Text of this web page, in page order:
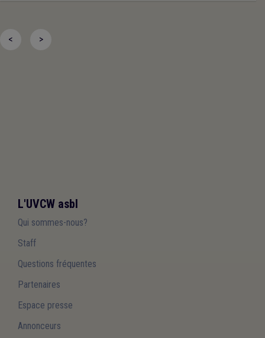
< >
L'UVCW asbl
Qui sommes-nous?
Staff
Questions fréquentes
Partenaires
Espace presse
Annonceurs